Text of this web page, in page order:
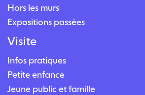
Hors les murs
Expositions passées
Visite
Infos pratiques
Petite enfance
Jeune public et famille